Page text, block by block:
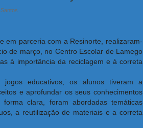
em parceria com a Resinorte, realizaram-
de março, no Centro Escolar de Lamego
à importância da reciclagem e à correta
jogos educativos, os alunos tiveram a
e aprofundar os seus conhecimentos
clara, foram abordadas temáticas
a reutilização de materiais e a correta